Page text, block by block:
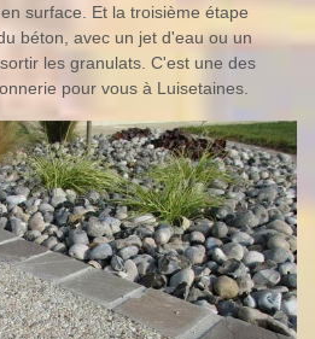
surface. Et la troisième étape
béton, avec un jet d'eau ou un
les granulats. C'est une des
pour vous à Luisetaines.